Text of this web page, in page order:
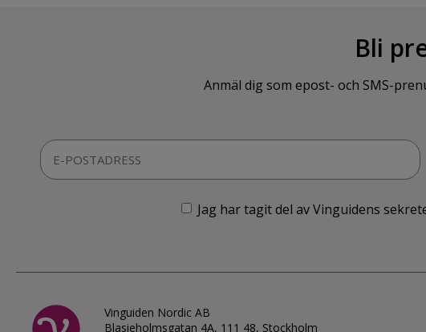
Bli
Anmäl dig som epost- och SMS-
Jag har tagit del av Vinguidens
Vinguiden Nordic AB
Blasieholmsgatan 4A, 111 48, Stockholm